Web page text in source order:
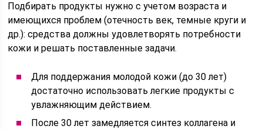
Подбирать продукты нужно с учетом возраста и
имеющихся проблем (отечность век, темные круги и
др.): средства должны удовлетворять потребности
кожи и решать поставленные задачи.
Для поддержания молодой кожи (до 30 лет)
достаточно использовать легкие продукты с
увлажняющим действием.
После 30 лет замедляется синтез коллагена и